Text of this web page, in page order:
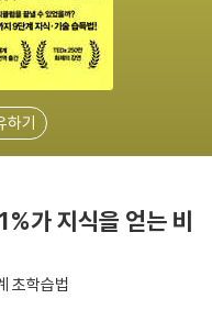
하기
가 지식을 얻는 비
초학습법